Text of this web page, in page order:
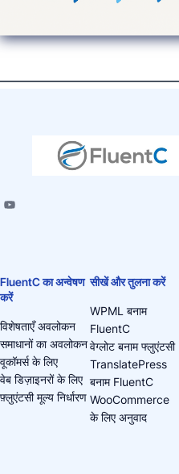
FluentC का अन्वेषण
करें
विशेषताएँ अवलोकन
समाधानों का अवलोकन
वूकॉमर्स के लिए
वेब डिज़ाइनरों के लिए
फ़्लुएंटसी मूल्य निर्धारण
सीखें और तुलना करें
WPML बनाम
FluentC
वेग्लोट बनाम फ्लुएंटसी
TranslatePress
बनाम FluentC
WooCommerce
के लिए अनुवाद